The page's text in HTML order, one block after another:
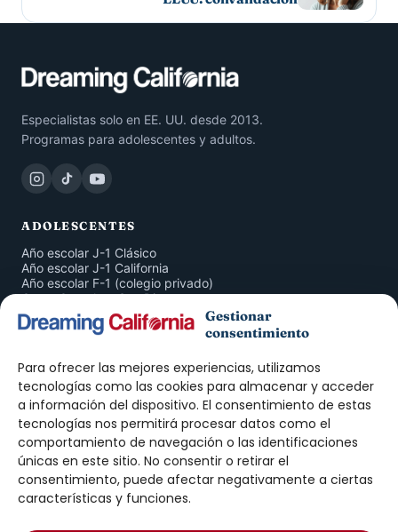
Gestionar
consentimiento
Para ofrecer las mejores experiencias, utilizamos
tecnologías como las cookies para almacenar y acceder
a información del dispositivo. El consentimiento de estas
tecnologías nos permitirá procesar datos como el
comportamiento de navegación o las identificaciones
únicas en este sitio. No consentir o retirar el
consentimiento, puede afectar negativamente a ciertas
características y funciones.
Especialistas solo en EE. UU. desde 2013.
Programas para adolescentes y adultos.
ADOLESCENTES
Año escolar J-1 Clásico
Año escolar J-1 California
Año escolar F-1 (colegio privado)
Curso Completo San Diego
San Diego 4 Semanas
Inmersión en Familia
ADULTOS
Curso de Inglés San Diego
Prácticas J-1 · Intern
Prácticas J-1 · Trainee
Work & Travel
Au Pair